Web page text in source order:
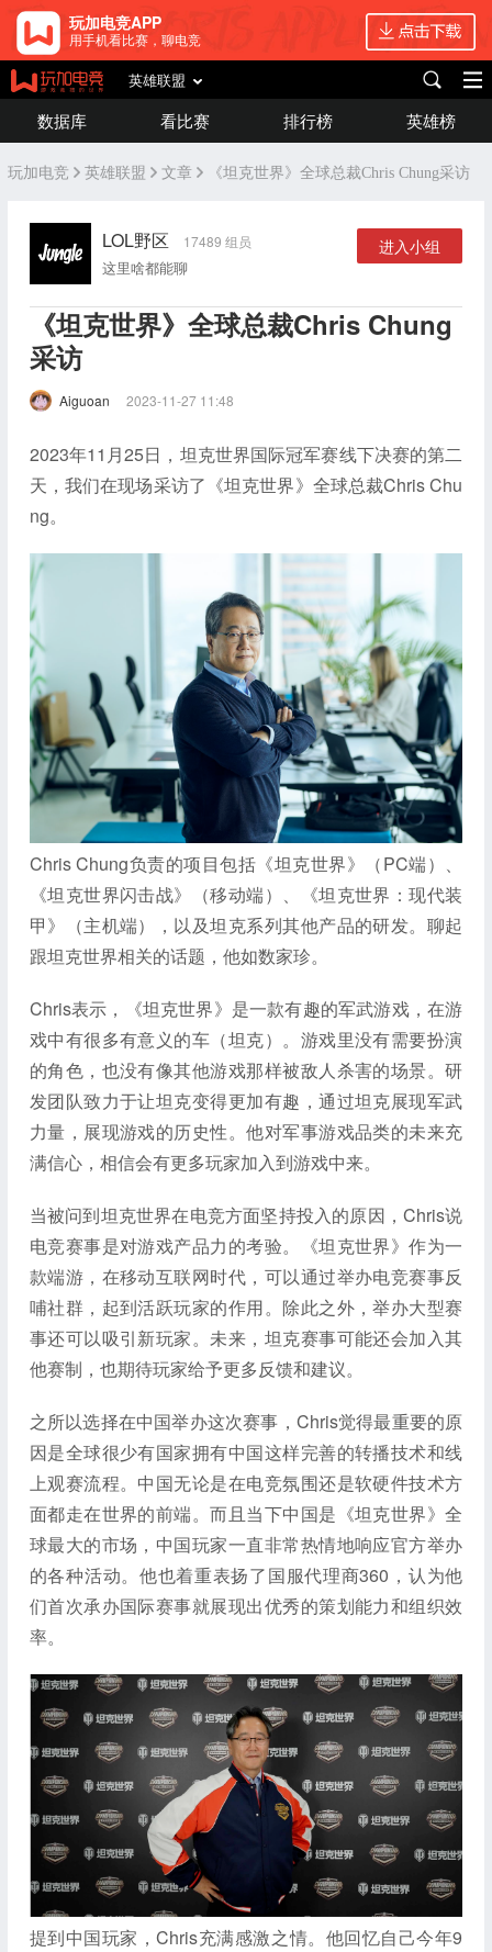
玩加电竞APP
用手机看比赛，聊电竞
英雄联盟
数据库 看比赛 排行榜 英雄榜
玩加电竞 英雄联盟 文章 《坦克世界》全球总裁Chris Chung采访
LOL野区 17489 组员
这里啥都能聊
进入小组
《坦克世界》全球总裁Chris Chung
采访
Aiguoan 2023-11-27 11:48
2023年11月25日，坦克世界国际冠军赛线下决赛的第二
天，我们在现场采访了《坦克世界》全球总裁Chris Chu
ng。
Chris Chung负责的项目包括《坦克世界》（PC端）、
《坦克世界闪击战》（移动端）、《坦克世界：现代装
甲》（主机端），以及坦克系列其他产品的研发。聊起
跟坦克世界相关的话题，他如数家珍。
Chris表示，《坦克世界》是一款有趣的军武游戏，在游
戏中有很多有意义的车（坦克）。游戏里没有需要扮演
的角色，也没有像其他游戏那样被敌人杀害的场景。研
发团队致力于让坦克变得更加有趣，通过坦克展现军武
力量，展现游戏的历史性。他对军事游戏品类的未来充
满信心，相信会有更多玩家加入到游戏中来。
当被问到坦克世界在电竞方面坚持投入的原因，Chris说
电竞赛事是对游戏产品力的考验。《坦克世界》作为一
款端游，在移动互联网时代，可以通过举办电竞赛事反
哺社群，起到活跃玩家的作用。除此之外，举办大型赛
事还可以吸引新玩家。未来，坦克赛事可能还会加入其
他赛制，也期待玩家给予更多反馈和建议。
之所以选择在中国举办这次赛事，Chris觉得最重要的原
因是全球很少有国家拥有中国这样完善的转播技术和线
上观赛流程。中国无论是在电竞氛围还是软硬件技术方
面都走在世界的前端。而且当下中国是《坦克世界》全
球最大的市场，中国玩家一直非常热情地响应官方举办
的各种活动。他也着重表扬了国服代理商360，认为他
们首次承办国际赛事就展现出优秀的策划能力和组织效
率。
提到中国玩家，Chris充满感激之情。他回忆自己今年9